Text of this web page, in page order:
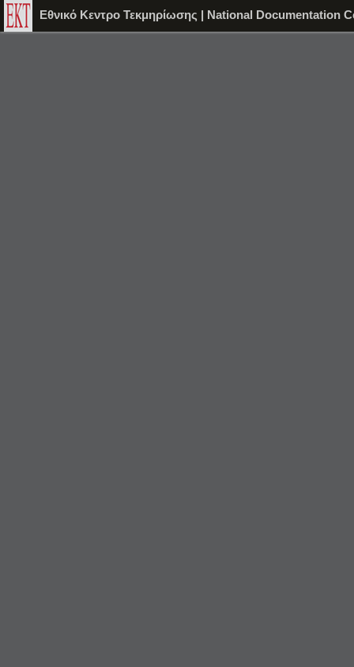
Εθνικό Κεντρο Τεκμηρίωσης | National Documentation